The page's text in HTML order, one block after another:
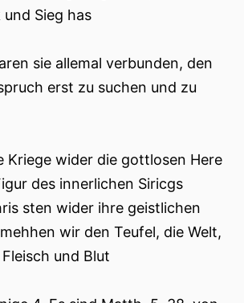
Sieg has
sie allemal verbunden, den
erst zu suchen und zu
Kriege wider die gottlosen Here
des innerlichen Siricgs
sten wider ihre geistlichen
wir den Teufel, die Welt,
und Blut